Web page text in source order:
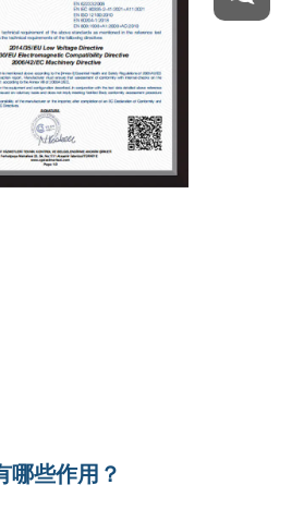
。其密封电机、耐
灌溉、矿山排水，
哪些作用？